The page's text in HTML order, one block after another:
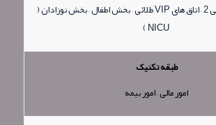
جراحی زنان – جراحی 2 – اتاق های VIP طلائی – بخش اطفال – بخش نوزادان (
NICU )
طبقه تکنیک
امور مالی – امور بیمه